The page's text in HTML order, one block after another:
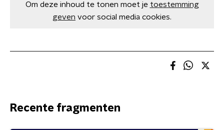
Om deze inhoud te tonen moet je toestemming
geven voor social media cookies.
Recente fragmenten